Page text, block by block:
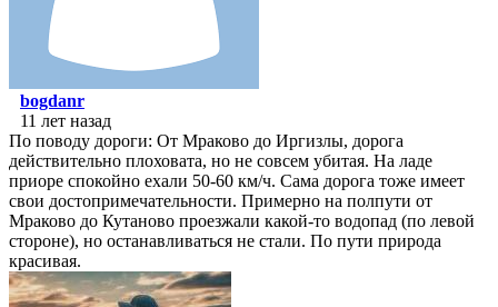
bogdanr
11 лет назад
По поводу дороги: От Мраково до Иргизлы, дорога
действительно плоховата, но не совсем убитая. На ладе
приоре спокойно ехали 50-60 км/ч. Сама дорога тоже имеет
свои достопримечательности. Примерно на полпути от
Мраково до Кутаново проезжали какой-то водопад (по левой
стороне), но останавливаться не стали. По пути природа
красивая.